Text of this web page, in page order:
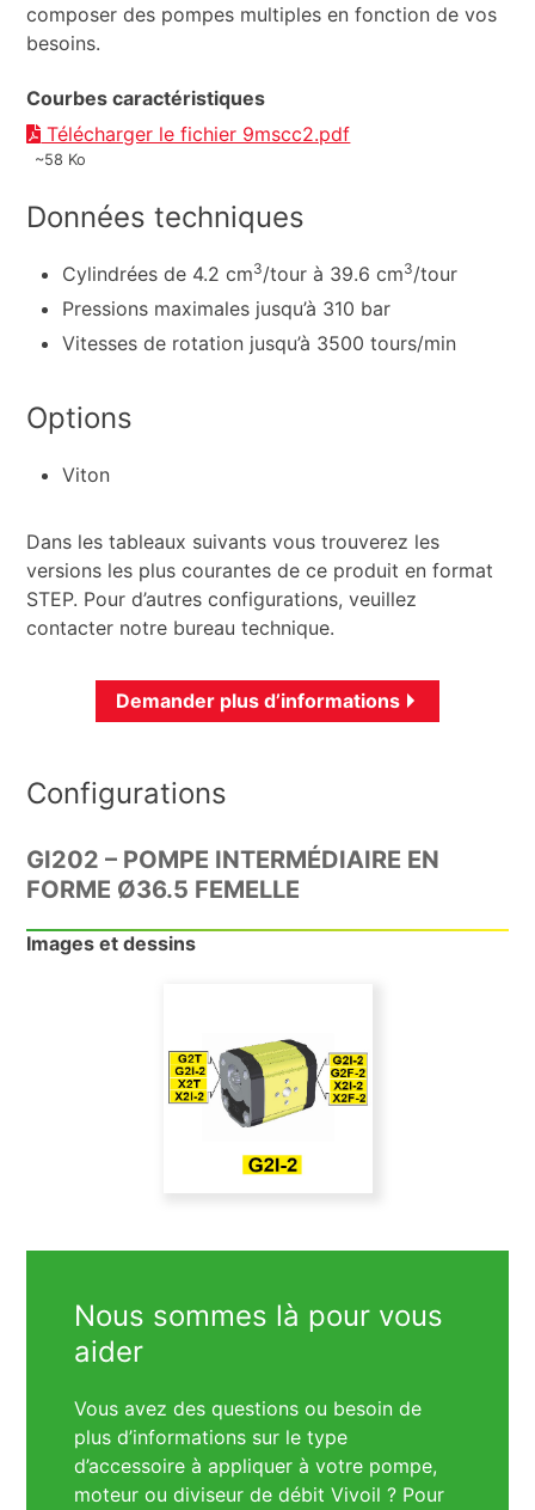
composer des pompes multiples en fonction de vos
besoins.
Courbes caractéristiques
Télécharger le fichier 9mscc2.pdf
~58 Ko
Données techniques
Cylindrées de 4.2 cm3/tour à 39.6 cm3/tour
Pressions maximales jusqu’à 310 bar
Vitesses de rotation jusqu’à 3500 tours/min
Options
Viton
Dans les tableaux suivants vous trouverez les
versions les plus courantes de ce produit en format
STEP. Pour d’autres configurations, veuillez
contacter notre bureau technique.
Demander plus d’informations
Configurations
GI202 – POMPE INTERMÉDIAIRE EN
FORME Ø36.5 FEMELLE
Images et dessins
Nous sommes là pour vous
aider
Vous avez des questions ou besoin de
plus d’informations sur le type
d’accessoire à appliquer à votre pompe,
moteur ou diviseur de débit Vivoil ? Pour